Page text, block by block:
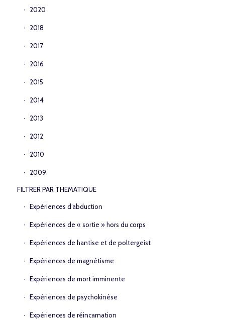
2020
2018
2017
2016
2015
2014
2013
2012
2010
2009
FILTRER PAR THEMATIQUE
Expériences d’abduction
Expériences de « sortie » hors du corps
Expériences de hantise et de poltergeist
Expériences de magnétisme
Expériences de mort imminente
Expériences de psychokinèse
Expériences de réincarnation